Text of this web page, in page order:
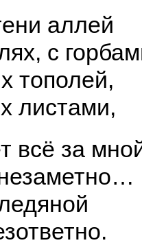
аллей
с
тополей,
листами,
всё за